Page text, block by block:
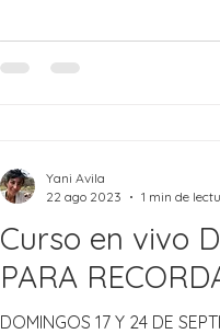
Curso en vivo
PARA
DOMINGOS 17 Y 24 DE
Yani Avila
22 ago 2023
1 min de